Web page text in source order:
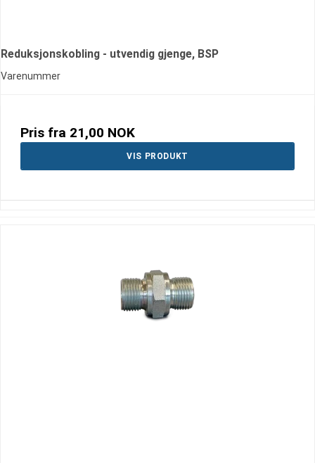
Reduksjonskobling - utvendig gjenge, BSP
Varenummer
Pris fra 21,00 NOK
VIS PRODUKT